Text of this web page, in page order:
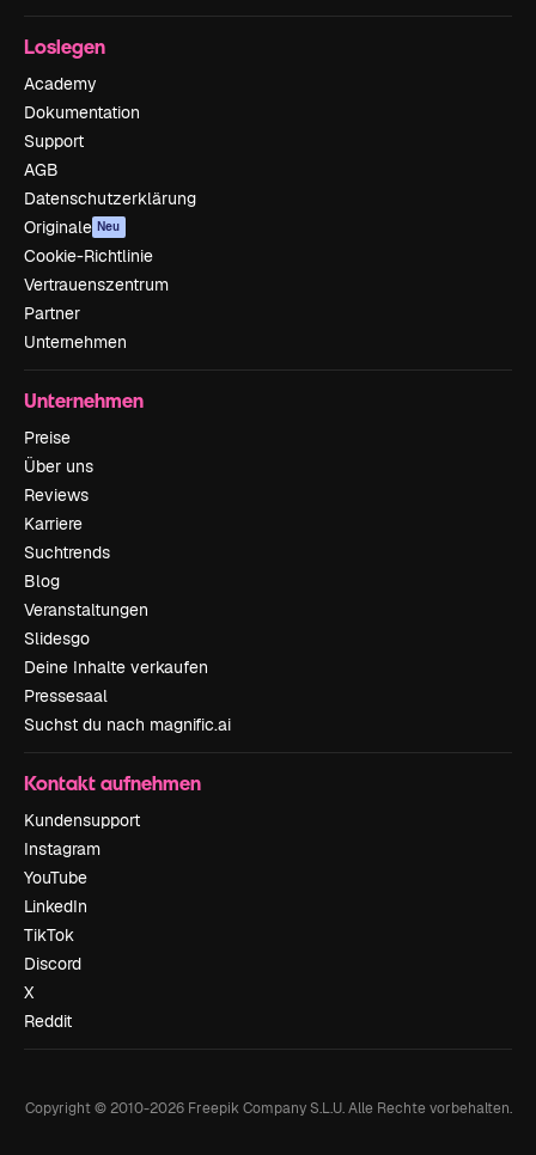
Loslegen
Academy
Dokumentation
Support
AGB
Datenschutzerklärung
Originale Neu
Cookie-Richtlinie
Vertrauenszentrum
Partner
Unternehmen
Unternehmen
Preise
Über uns
Reviews
Karriere
Suchtrends
Blog
Veranstaltungen
Slidesgo
Deine Inhalte verkaufen
Pressesaal
Suchst du nach magnific.ai
Kontakt aufnehmen
Kundensupport
Instagram
YouTube
LinkedIn
TikTok
Discord
X
Reddit
Copyright © 2010-2026Freepik Company S.L.U. Alle Rechte vorbehalten.